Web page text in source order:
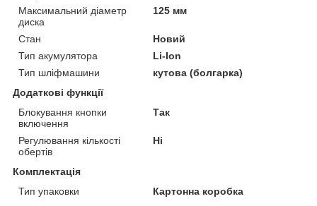
Максимальний діаметр
диска
125 мм
Стан
Новий
Тип акумулятора
Li-Ion
Тип шліфмашини
кутова (болгарка)
Додаткові функції
Блокування кнопки
включення
Так
Регулювання кількості
обертів
Ні
Комплектація
Тип упаковки
Картонна коробка